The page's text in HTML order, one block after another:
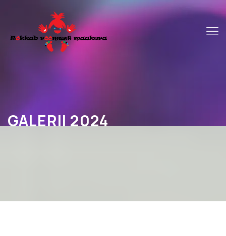
GALERII 2024